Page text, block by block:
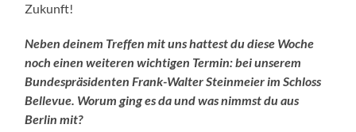
Zukunft!
Neben deinem Treffen mit uns hattest du diese Woche
noch einen weiteren wichtigen Termin: bei unserem
Bundespräsidenten Frank-Walter Steinmeier im Schloss
Bellevue. Worum ging es da und was nimmst du aus
Berlin mit?